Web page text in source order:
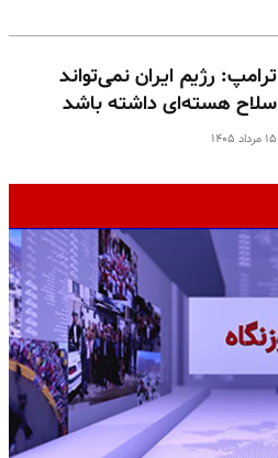
ترامپ: رژیم ایران نمی‌تواند
سلاح هسته‌ای داشته باشد
۱۵ مرداد ۱۴۰۵